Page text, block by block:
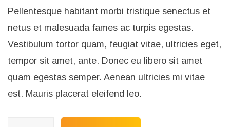
Pellentesque habitant morbi tristique senectus et
netus et malesuada fames ac turpis egestas.
Vestibulum tortor quam, feugiat vitae, ultricies eget,
tempor sit amet, ante. Donec eu libero sit amet
quam egestas semper. Aenean ultricies mi vitae
est. Mauris placerat eleifend leo.